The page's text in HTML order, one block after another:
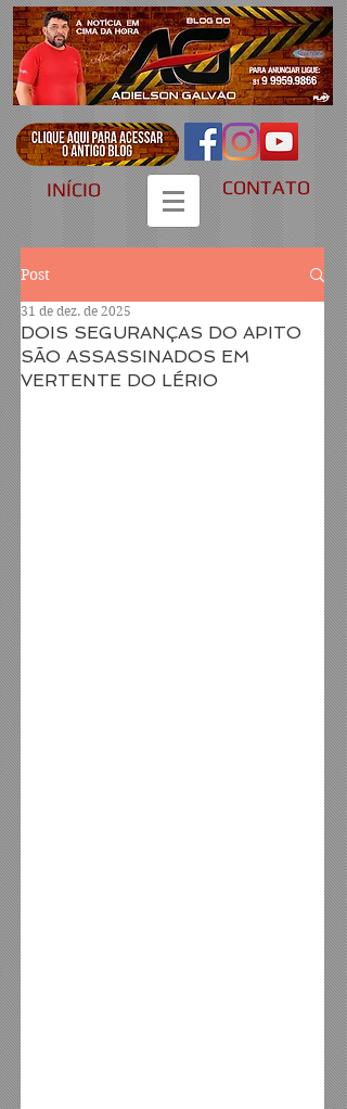
INÍCIO CONTATO
Post
DOIS SEGURANÇAS DO APITO
SÃO ASSASSINADOS EM
VERTENTE DO LÉRIO
31 de dez. de 2025